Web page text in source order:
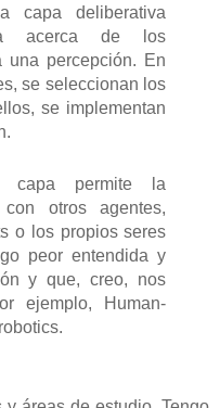
capa deliberativa
acerca de los
una percepción. En
se seleccionan los
se implementan
capa permite la
otros agentes,
o los propios seres
peor entendida y
y que, creo, nos
ejemplo, Human-